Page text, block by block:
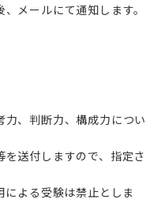
メールにて通知します。
力、判断力、構成力につい
送付しますので、指定さ
よる受験は禁止としま